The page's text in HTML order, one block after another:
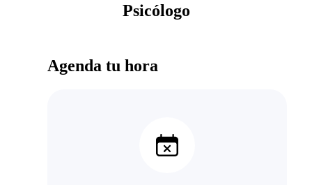
Psicólogo
Agenda tu hora